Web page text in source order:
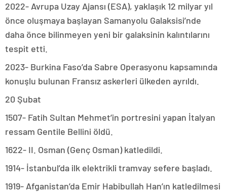
2022- Avrupa Uzay Ajansı (ESA), yaklaşık 12 milyar yıl
önce oluşmaya başlayan Samanyolu Galaksisi’nde
daha önce bilinmeyen yeni bir galaksinin kalıntılarını
tespit etti.
2023- Burkina Faso’da Sabre Operasyonu kapsamında
konuşlu bulunan Fransız askerleri ülkeden ayrıldı.
20 Şubat
1507- Fatih Sultan Mehmet’in portresini yapan İtalyan
ressam Gentile Bellini öldü.
1622- II. Osman (Genç Osman) katledildi.
1914- İstanbul’da ilk elektrikli tramvay sefere başladı.
1919- Afganistan’da Emir Habibullah Han’ın katledilmesi